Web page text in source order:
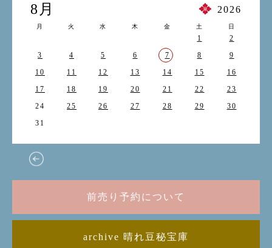
8月 2026
月 火 水 木 金 土 日
1
2
3
4 5 6 7 8
9
10
11 12 13 14 15
16
17
18 19 20 21 22
23
24
25 26 27 28 29
30
31
前売り予約について
archive 晴れ豆秘宝庫